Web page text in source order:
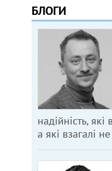
БЛОГИ
надійність,
а які взагалі